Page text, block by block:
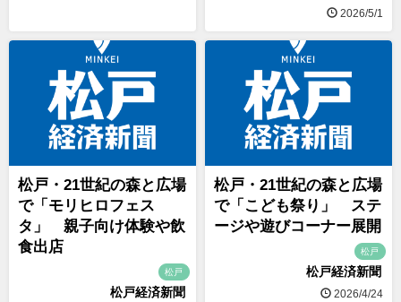
2026/5/1
松戸・21世紀の森と広場
で「モリヒロフェス
タ」 親子向け体験や飲
食出店
松戸
松戸経済新聞
松戸・21世紀の森と広場
で「こども祭り」 ステ
ージや遊びコーナー展開
松戸
松戸経済新聞
2026/4/24